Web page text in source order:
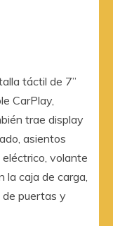
táctil de 7”
CarPlay,
trae display
asientos
volante
la caja de carga,
puertas y